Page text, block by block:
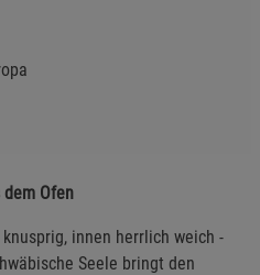
Ofen
innen herrlich weich -
Seele bringt den